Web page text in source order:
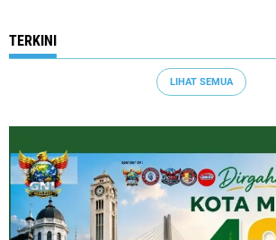
TERKINI
LIHAT SEMUA